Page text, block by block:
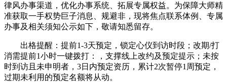
律风办事渠道，优化办事系统、拓展专属权益。为保障大师精
准获取一手权势巨子消息、规避非，现将焦点联系体例、专属
办事及相关须知公示如下，敬请知悉留存。
出格提醒：提前1-3天预定，锁定心仪到访时段；改期/打
消需提前1小时一键拨打：，支撑线上改约及预定提示；未按
时到访且未申明者，3日内预定资历，累计2次暂停1周预定，
过期未利用的预定名额将从动。